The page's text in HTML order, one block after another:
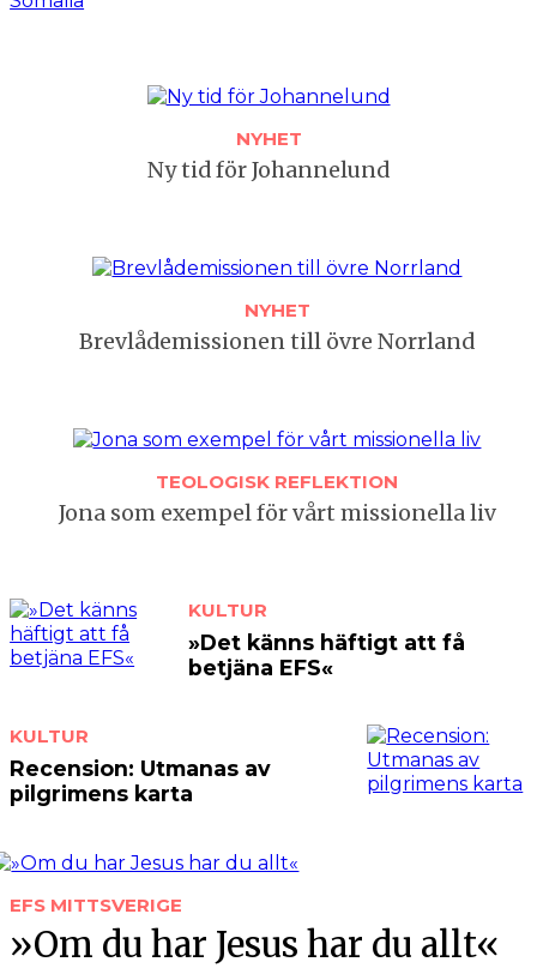
NYHET
Ny tid för Johannelund
NYHET
Brevlådemissionen till övre Norrland
TEOLOGISK REFLEKTION
Jona som exempel för vårt missionella liv
KULTUR
»Det känns häftigt att få
betjäna EFS«
KULTUR
Recension: Utmanas av
pilgrimens karta
EFS MITTSVERIGE
»Om du har Jesus har du allt«